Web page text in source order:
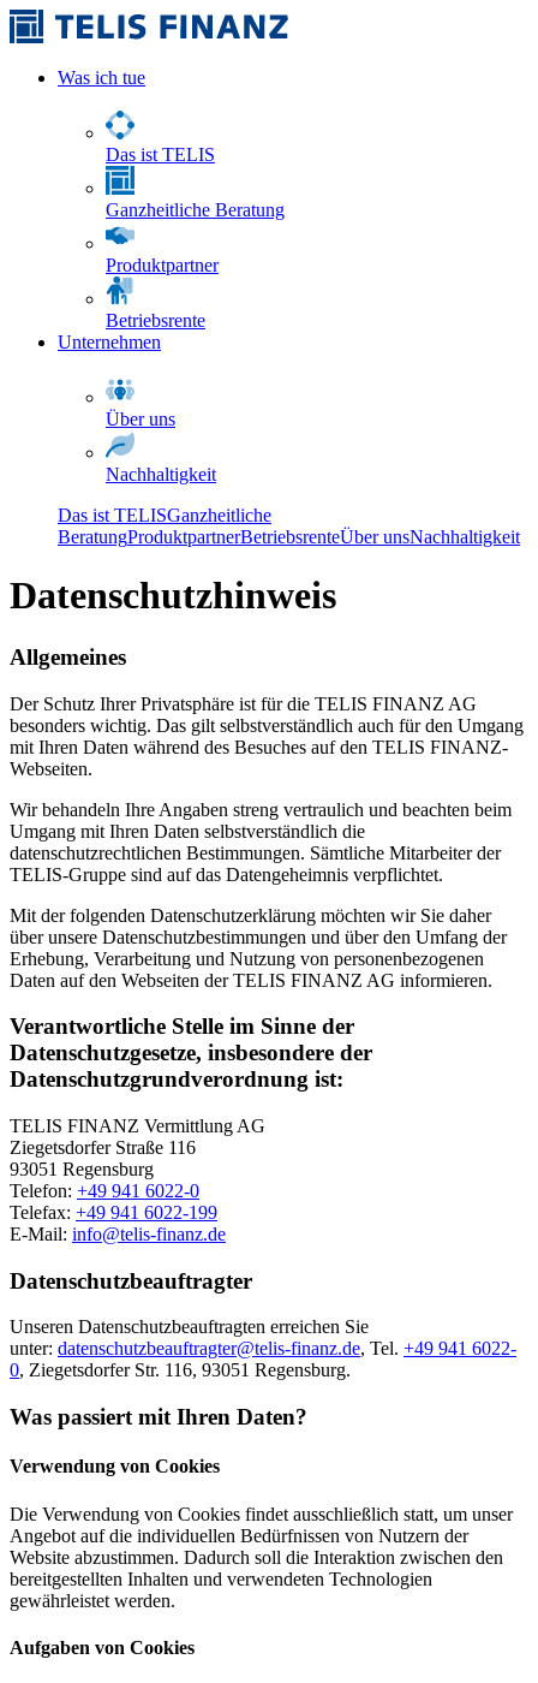
Was ich tue
Das ist TELIS
Ganzheitliche Beratung
Produktpartner
Betriebsrente
Unternehmen
Über uns
Nachhaltigkeit
Das ist TELISGanzheitliche
BeratungProduktpartnerBetriebsrenteÜber unsNachhaltigkeit
Datenschutzhinweis
Allgemeines
Der Schutz Ihrer Privatsphäre ist für die TELIS FINANZ AG
besonders wichtig. Das gilt selbstverständlich auch für den Umgang
mit Ihren Daten während des Besuches auf den TELIS FINANZ-
Webseiten.
Wir behandeln Ihre Angaben streng vertraulich und beachten beim
Umgang mit Ihren Daten selbstverständlich die
datenschutzrechtlichen Bestimmungen. Sämtliche Mitarbeiter der
TELIS-Gruppe sind auf das Datengeheimnis verpflichtet.
Mit der folgenden Datenschutzerklärung möchten wir Sie daher
über unsere Datenschutzbestimmungen und über den Umfang der
Erhebung, Verarbeitung und Nutzung von personenbezogenen
Daten auf den Webseiten der TELIS FINANZ AG informieren.
Verantwortliche Stelle im Sinne der
Datenschutzgesetze, insbesondere der
Datenschutzgrundverordnung ist:
TELIS FINANZ Vermittlung AG
Ziegetsdorfer Straße 116
93051 Regensburg
Telefon: +49 941 6022-0
Telefax: +49 941 6022-199
E-Mail: info@telis-finanz.de
Datenschutzbeauftragter
Unseren Datenschutzbeauftragten erreichen Sie
unter: datenschutzbeauftragter@telis-finanz.de, Tel. +49 941 6022-
0, Ziegetsdorfer Str. 116, 93051 Regensburg.
Was passiert mit Ihren Daten?
Verwendung von Cookies
Die Verwendung von Cookies findet ausschließlich statt, um unser
Angebot auf die individuellen Bedürfnissen von Nutzern der
Website abzustimmen. Dadurch soll die Interaktion zwischen den
bereitgestellten Inhalten und verwendeten Technologien
gewährleistet werden.
Aufgaben von Cookies